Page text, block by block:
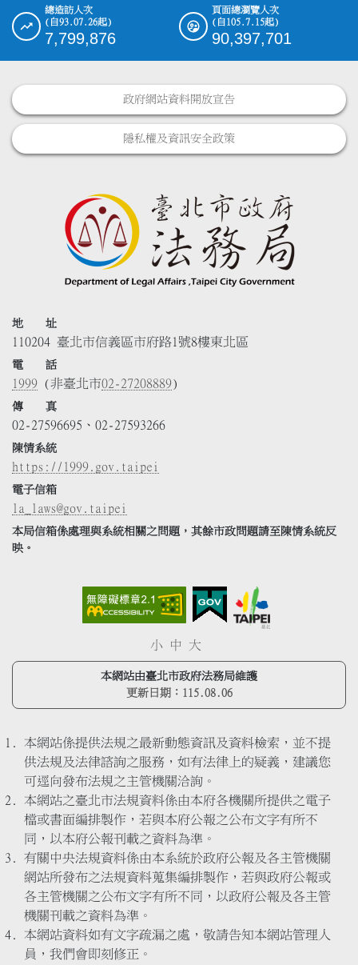
總造訪人次
(自93.07.26起)
7,799,876
頁面總瀏覽人次
(自105.7.15起)
90,397,701
政府網站資料開放宣告
隱私權及資訊安全政策
地 址
110204 臺北市信義區市府路1號8樓東北區
電 話
1999 (非臺北市02-27208889)
傳 真
02-27596695、02-27593266
陳情系統
https://1999.gov.taipei
電子信箱
la_laws@gov.taipei
本局信箱係處理與系統相關之問題，其餘市政問題請至陳情系統反
映。
小 中 大
本網站由臺北市政府法務局維護
更新日期： 115.08.06
本網站係提供法規之最新動態資訊及資料檢索，並不提
供法規及法律諮詢之服務，如有法律上的疑義，建議您
可逕向發布法規之主管機關洽詢。
本網站之臺北市法規資料係由本府各機關所提供之電子
檔或書面編排製作，若與本府公報之公布文字有所不
同，以本府公報刊載之資料為準。
有關中央法規資料係由本系統於政府公報及各主管機關
網站所發布之法規資料蒐集編排製作，若與政府公報或
各主管機關之公布文字有所不同，以政府公報及各主管
機關刊載之資料為準。
本網站資料如有文字疏漏之處，敬請告知本網站管理人
員，我們會即刻修正。